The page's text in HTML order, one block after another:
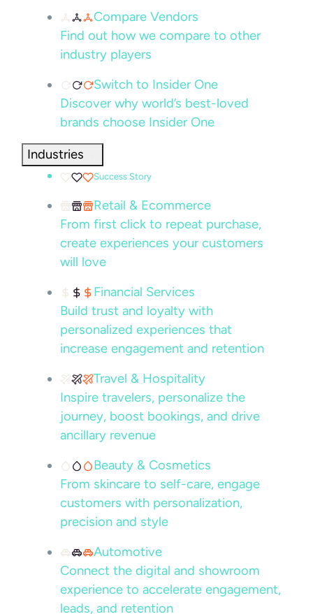
Compare Vendors
Find out how we compare to other
industry players
Switch to Insider One
Discover why world’s best-loved
brands choose Insider One
Industries
Success Story
Retail & Ecommerce
From first click to repeat purchase,
create experiences your customers
will love
Financial Services
Build trust and loyalty with
personalized experiences that
increase engagement and retention
Travel & Hospitality
Inspire travelers, personalize the
journey, boost bookings, and drive
ancillary revenue
Beauty & Cosmetics
From skincare to self-care, engage
customers with personalization,
precision and style
Automotive
Connect the digital and showroom
experience to accelerate engagement,
leads, and retention